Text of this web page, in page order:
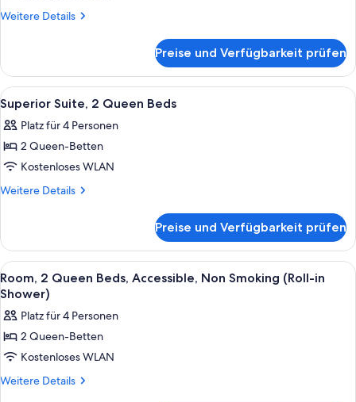
Weitere Details
Weitere
Suite,
2 Queen-
Betten
Preise und Verfügbarkeit prüfen
Alle
Fotos
für
Superior
Suite,
2
anzeigen
Ein Hotelzimmer mit zwei Betten,
1
Superior Suite, 2 Queen Beds
Platz für 4 Personen
2 Queen-Betten
Kostenloses WLAN
Weitere Details
Weitere
Suite,
Queen
Beds
Preise und Verfügbarkeit prüfen
Alle
Fotos
für
Room,
2
Queen
Beds,
Ein Hotelzimmer mit einem großen
4
Room, 2 Queen Beds, Accessible, Non Smoking (Roll-in
Shower)
Platz für 4 Personen
2 Queen-Betten
Kostenloses WLAN
Weitere Details
Weitere